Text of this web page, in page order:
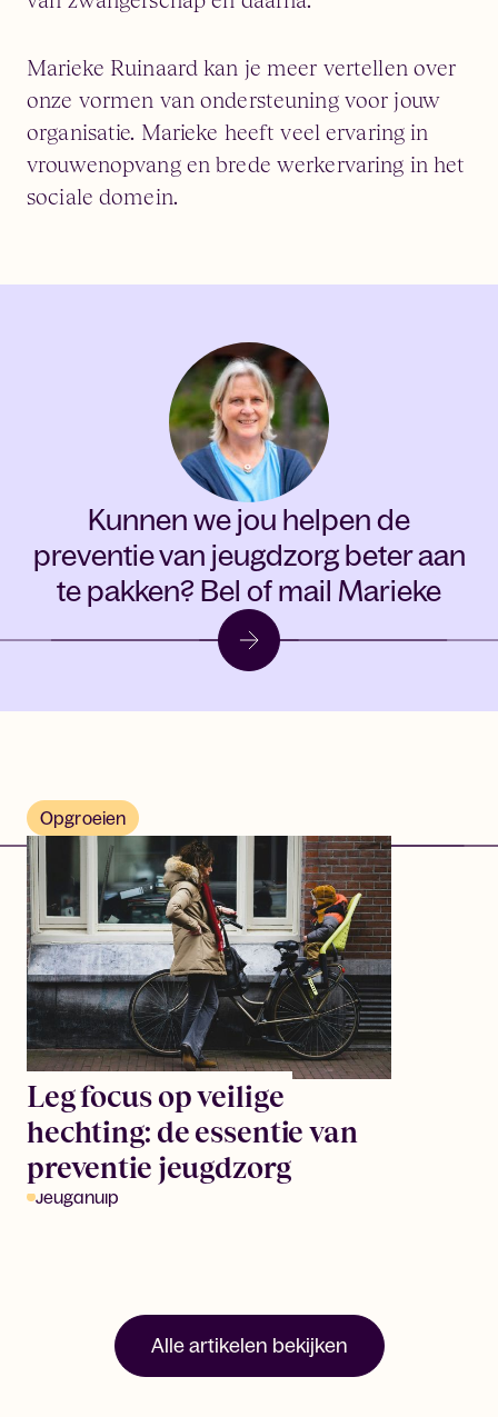
Marieke Ruinaard kan je meer vertellen over
onze vormen van ondersteuning voor jouw
organisatie. Marieke heeft veel ervaring in
vrouwenopvang en brede werkervaring in het
sociale domein.
Kunnen we jou helpen de
preventie van jeugdzorg beter aan
te pakken? Bel of mail Marieke
Opgroeien
Leg focus op veilige
hechting: de essentie van
preventie jeugdzorg
Jeugdhulp
Alle artikelen bekijken